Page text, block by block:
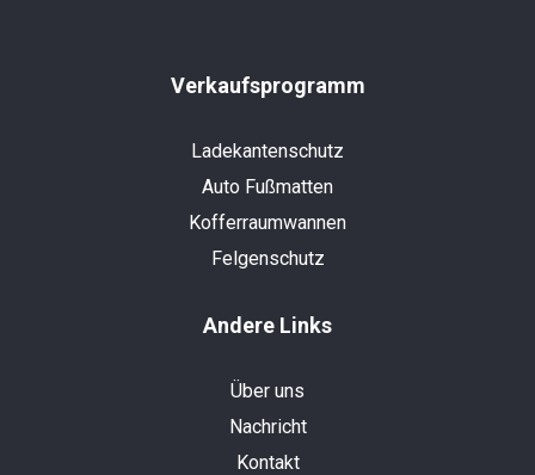
Verkaufsprogramm
Ladekantenschutz
Auto Fußmatten
Kofferraumwannen
Felgenschutz
Andere Links
Über uns
Nachricht
Kontakt